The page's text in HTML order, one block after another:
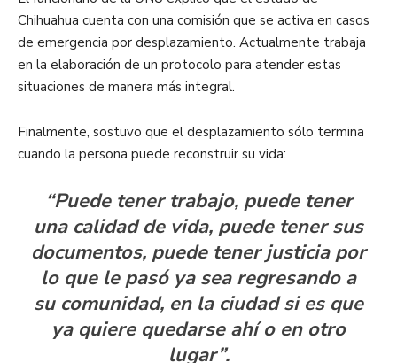
Chihuahua cuenta con una comisión que se activa en casos
de emergencia por desplazamiento. Actualmente trabaja
en la elaboración de un protocolo para atender estas
situaciones de manera más integral.
Finalmente, sostuvo que el desplazamiento sólo termina
cuando la persona puede reconstruir su vida:
“Puede tener trabajo, puede tener
una calidad de vida, puede tener sus
documentos, puede tener justicia por
lo que le pasó ya sea regresando a
su comunidad, en la ciudad si es que
ya quiere quedarse ahí o en otro
lugar”.